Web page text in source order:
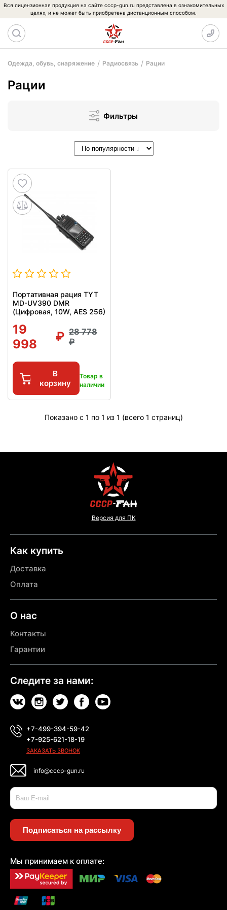
Вся лицензионная продукция на сайте cccp-gun.ru представлена в ознакомительных
целях, и не может быть приобретена дистанционным способом.
Одежда, обувь, снаряжение Радиосвязь Рации
Рации
Фильтры
Портативная рация TYT
MD-UV390 DMR
(Цифровая, 10W, AES 256)
19
998
28 778
В
корзину
Товар в
наличии
Показано с 1 по 1 из 1 (всего 1 страниц)
Версия для ПК
Как купить
Доставка
Оплата
О нас
Контакты
Гарантии
Следите за нами:
+7-499-394-59-42
+7-925-621-18-19
ЗАКАЗАТЬ ЗВОНОК
info@cccp-gun.ru
Подписаться на рассылку
Мы принимаем к оплате: